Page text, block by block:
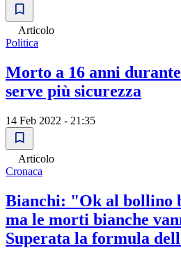
Articolo
Politica
Morto a 16 anni
serve più sicurezza
14 Feb 2022 - 21:35
Articolo
Cronaca
Bianchi: "Ok al bollino
ma le morti bianche
Superata la formula